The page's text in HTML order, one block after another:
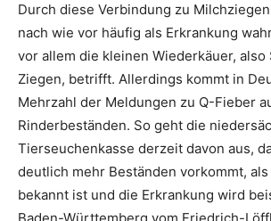
Durch diese Verbindung zu
nach wie vor häufig als Erkrankung
vor allem die kleinen Wiederkäuer, also
Ziegen, betrifft. Allerdings kommt in
Mehrzahl der Meldungen zu Q-Fieber
Rinderbeständen. So geht die
Tierseuchenkasse derzeit davon aus,
deutlich mehr Beständen vorkommt,
bekannt ist und die Erkrankung wird